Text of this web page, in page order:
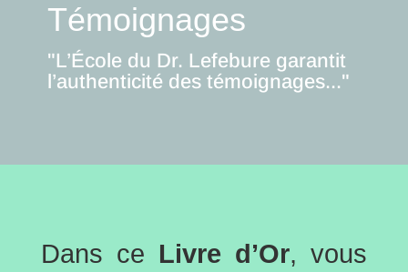
Témoignages
"L’École du Dr. Lefebure garantit
l’authenticité des témoignages..."
Dans ce Livre d’Or, vous